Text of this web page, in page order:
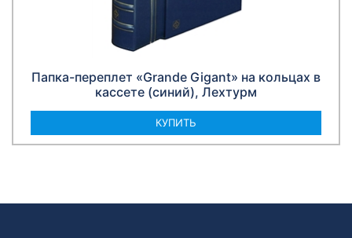
Папка-переплет «Grande Gigant» на кольцах в
кассете (синий), Лехтурм
КУПИТЬ